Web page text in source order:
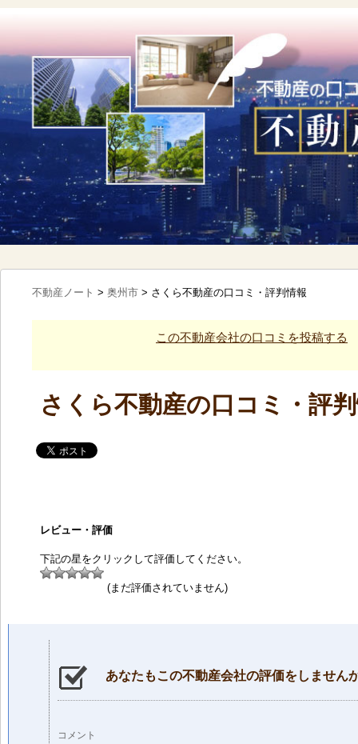
不動産ノート > 奥州市 > さくら不動産の口コミ・評判情報
この不動産会社の口コミを投稿する
さくら不動産の口コミ・評
レビュー・評価
下記の星をクリックして評価してください。
(まだ評価されていません)
あなたもこの不動産会社の評価をしません
コメント